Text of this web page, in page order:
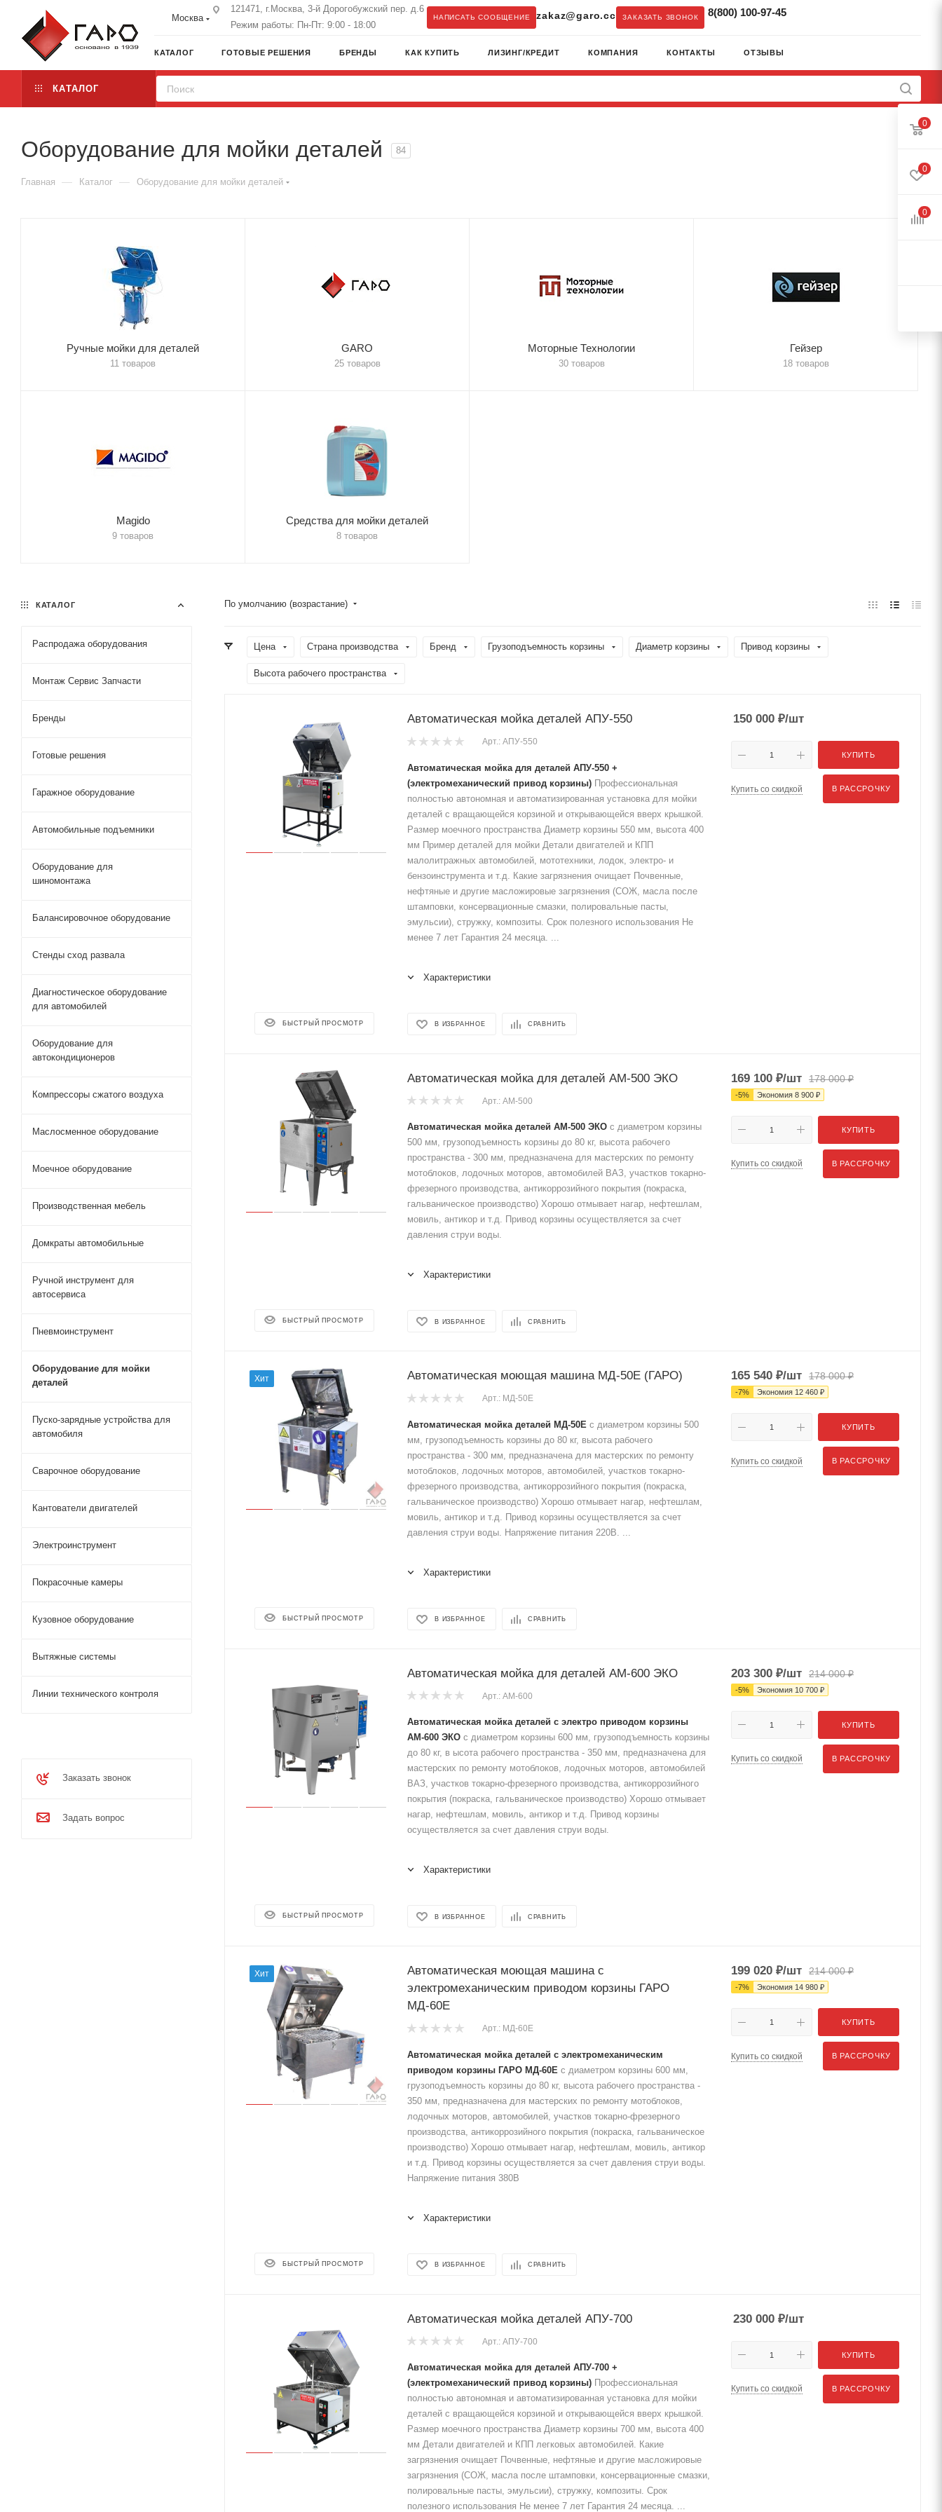
Москва
121471, г.Москва, 3-й Дорогобужский пер. д.6
Режим работы: Пн-Пт: 9:00 - 18:00
НАПИСАТЬ СООБЩЕНИЕ zakaz@garo.cc ЗАКАЗАТЬ ЗВОНОК 8(800) 100-97-45
КАТАЛОГ ГОТОВЫЕ РЕШЕНИЯ БРЕНДЫ КАК КУПИТЬ ЛИЗИНГ/КРЕДИТ КОМПАНИЯ КОНТАКТЫ ОТЗЫВЫ
КАТАЛОГ
Оборудование для мойки деталей 84
Главная — Каталог — Оборудование для мойки деталей
Ручные мойки для деталей
11 товаров
GARO
25 товаров
Моторные Технологии
30 товаров
Гейзер
18 товаров
Magido
9 товаров
Средства для мойки деталей
8 товаров
По умолчанию (возрастание)
Цена Страна производства Бренд Грузоподъемность корзины Диаметр корзины Привод корзины
Высота рабочего пространства
БЫСТРЫЙ ПРОСМОТР
Автоматическая мойка деталей АПУ-550
Арт.: АПУ-550
Автоматическая мойка для деталей АПУ-550 +
(электромеханический привод корзины) Профессиональная
полностью автономная и автоматизированная установка для мойки
деталей с вращающейся корзиной и открывающейся вверх крышкой.
Размер моечного пространства Диаметр корзины 550 мм, высота 400
мм Пример деталей для мойки Детали двигателей и КПП
малолитражных автомобилей, мототехники, лодок, электро- и
бензоинструмента и т.д. Какие загрязнения очищает Почвенные,
нефтяные и другие масложировые загрязнения (СОЖ, масла после
штамповки, консервационные смазки, полировальные пасты,
эмульсии), стружку, композиты. Срок полезного использования Не
менее 7 лет Гарантия 24 месяца. ...
Характеристики
В ИЗБРАННОЕ СРАВНИТЬ
150 000 ₽/шт
КУПИТЬ
Купить со скидкой В РАССРОЧКУ
БЫСТРЫЙ ПРОСМОТР
Автоматическая мойка для деталей АМ-500 ЭКО
Арт.: АМ-500
Автоматическая мойка деталей АМ-500 ЭКО с диаметром корзины
500 мм, грузоподъемность корзины до 80 кг, высота рабочего
пространства - 300 мм, предназначена для мастерских по ремонту
мотоблоков, лодочных моторов, автомобилей ВАЗ, участков токарно-
фрезерного производства, антикоррозийного покрытия (покраска,
гальваническое производство) Хорошо отмывает нагар, нефтешлам,
мовиль, антикор и т.д. Привод корзины осуществляется за счет
давления струи воды.
Характеристики
В ИЗБРАННОЕ СРАВНИТЬ
169 100 ₽/шт 178 000₽
-5% Экономия 8 900 ₽
КУПИТЬ
Купить со скидкой В РАССРОЧКУ
Хит
БЫСТРЫЙ ПРОСМОТР
Автоматическая моющая машина МД-50Е (ГАРО)
Арт.: МД-50Е
Автоматическая мойка деталей МД-50Е с диаметром корзины 500
мм, грузоподъемность корзины до 80 кг, высота рабочего
пространства - 300 мм, предназначена для мастерских по ремонту
мотоблоков, лодочных моторов, автомобилей, участков токарно-
фрезерного производства, антикоррозийного покрытия (покраска,
гальваническое производство) Хорошо отмывает нагар, нефтешлам,
мовиль, антикор и т.д. Привод корзины осуществляется за счет
давления струи воды. Напряжение питания 220В. ...
Характеристики
В ИЗБРАННОЕ СРАВНИТЬ
165 540 ₽/шт 178 000₽
-7% Экономия 12 460 ₽
КУПИТЬ
Купить со скидкой В РАССРОЧКУ
БЫСТРЫЙ ПРОСМОТР
Автоматическая мойка для деталей АМ-600 ЭКО
Арт.: АМ-600
Автоматическая мойка деталей с электро приводом корзины
АМ-600 ЭКО с диаметром корзины 600 мм, грузоподъемность корзины
до 80 кг, в ысота рабочего пространства - 350 мм, предназначена для
мастерских по ремонту мотоблоков, лодочных моторов, автомобилей
ВАЗ, участков токарно-фрезерного производства, антикоррозийного
покрытия (покраска, гальваническое производство) Хорошо отмывает
нагар, нефтешлам, мовиль, антикор и т.д. Привод корзины
осуществляется за счет давления струи воды.
Характеристики
В ИЗБРАННОЕ СРАВНИТЬ
203 300 ₽/шт 214 000₽
-5% Экономия 10 700 ₽
КУПИТЬ
Купить со скидкой В РАССРОЧКУ
Хит
БЫСТРЫЙ ПРОСМОТР
Автоматическая моющая машина с
электромеханическим приводом корзины ГАРО
МД-60Е
Арт.: МД-60Е
Автоматическая мойка деталей с электромеханическим
приводом корзины ГАРО МД-60Е с диаметром корзины 600 мм,
грузоподъемность корзины до 80 кг, высота рабочего пространства -
350 мм, предназначена для мастерских по ремонту мотоблоков,
лодочных моторов, автомобилей, участков токарно-фрезерного
производства, антикоррозийного покрытия (покраска, гальваническое
производство) Хорошо отмывает нагар, нефтешлам, мовиль, антикор
и т.д. Привод корзины осуществляется за счет давления струи воды.
Напряжение питания 380В
Характеристики
В ИЗБРАННОЕ СРАВНИТЬ
199 020 ₽/шт 214 000₽
-7% Экономия 14 980 ₽
КУПИТЬ
Купить со скидкой В РАССРОЧКУ
Автоматическая мойка деталей АПУ-700
Арт.: АПУ-700
Автоматическая мойка для деталей АПУ-700 +
(электромеханический привод корзины) Профессиональная
полностью автономная и автоматизированная установка для мойки
деталей с вращающейся корзиной и открывающейся вверх крышкой.
Размер моечного пространства Диаметр корзины 700 мм, высота 400
мм Детали двигателей и КПП легковых автомобилей. Какие
загрязнения очищает Почвенные, нефтяные и другие масложировые
загрязнения (СОЖ, масла после штамповки, консервационные смазки,
полировальные пасты, эмульсии), стружку, композиты. Срок
полезного использования Не менее 7 лет Гарантия 24 месяца. ...
230 000 ₽/шт
КУПИТЬ
Купить со скидкой В РАССРОЧКУ
КАТАЛОГ
Распродажа оборудования
Монтаж Сервис Запчасти
Бренды
Готовые решения
Гаражное оборудование
Автомобильные подъемники
Оборудование для
шиномонтажа
Балансировочное оборудование
Стенды сход развала
Диагностическое оборудование
для автомобилей
Оборудование для
автокондиционеров
Компрессоры сжатого воздуха
Маслосменное оборудование
Моечное оборудование
Производственная мебель
Домкраты автомобильные
Ручной инструмент для
автосервиса
Пневмоинструмент
Оборудование для мойки
деталей
Пуско-зарядные устройства для
автомобиля
Сварочное оборудование
Кантователи двигателей
Электроинструмент
Покрасочные камеры
Кузовное оборудование
Вытяжные системы
Линии технического контроля
Заказать звонок
Задать вопрос
0
0
0